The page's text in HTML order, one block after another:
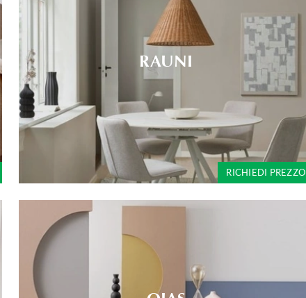
RAUNI
RICHIEDI PREZZO